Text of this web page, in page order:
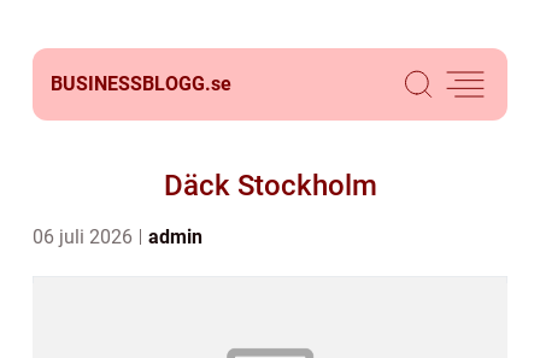
BUSINESSBLOGG.se
Däck Stockholm
06 juli 2026 admin